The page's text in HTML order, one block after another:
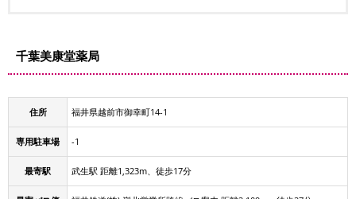
千葉美康堂薬局
住所 福井県越前市御幸町14-1
専用駐車場 -1
最寄駅 武生駅 距離1,323m、徒歩17分